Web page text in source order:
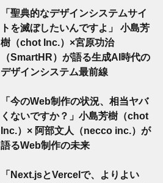
「聖典的なデザインシステムサイ
トを滅ぼしたいんですよ」 小島芳
樹（chot Inc.）×宮原功治
（SmartHR）が語る生成AI時代の
デザインシステム最前線
「今のWeb制作の状況、相当ヤバ
くないですか？」小島芳樹（chot
Inc.）× 阿部文人（necco inc.）が
語るWeb制作の未来
「Next.jsとVercelで、よりよい